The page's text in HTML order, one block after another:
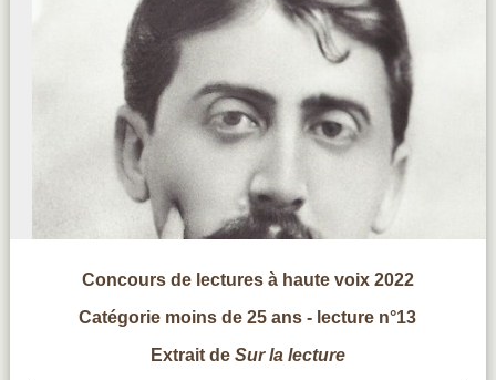
Concours de lectures à haute voix 2022
Catégorie moins de 25 ans - lecture n°13
Extrait de Sur la lecture